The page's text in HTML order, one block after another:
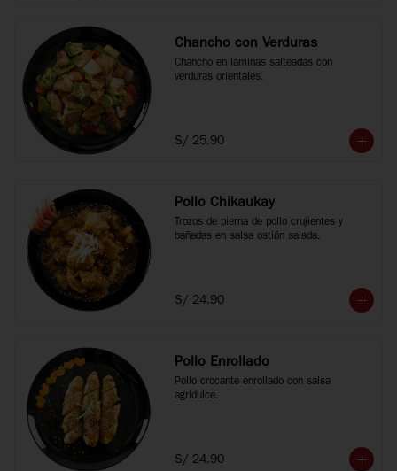
Chancho con Verduras
Chancho en láminas salteadas con
verduras orientales.
S/ 25.90
Pollo Chikaukay
Trozos de pierna de pollo crujientes y
bañadas en salsa ostión salada.
S/ 24.90
Pollo Enrollado
Pollo crocante enrollado con salsa
agridulce.
S/ 24.90